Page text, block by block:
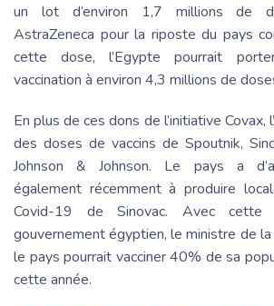
un lot d’environ 1,7 millions de
AstraZeneca pour la riposte du pays
cette dose, l’Egypte pourrait
vaccination à environ 4,3 millions de
En plus de ces dons de l’initiative Covax,
des doses de vaccins de Spoutnik,
Johnson & Johnson. Le pays a
également récemment à produire
Covid-19 de Sinovac. Avec cette
gouvernement égyptien, le ministre de
le pays pourrait vacciner 40% de sa
cette année.